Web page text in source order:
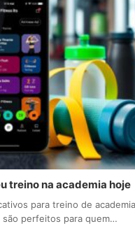
treino na academia hoje
para treino de academia
são perfeitos para quem…